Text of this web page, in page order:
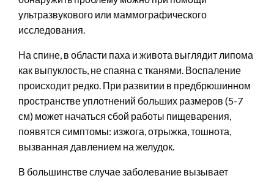
ультразвукового или маммографического
исследования.
На спине, в области паха и живота выглядит липома
как выпуклость, не спаяна с тканями. Воспаление
происходит редко. При развитии в предбрюшинном
пространстве уплотнений больших размеров (5-7
см) может начаться сбой работы пищеварения,
появятся симптомы: изжога, отрыжка, тошнота,
вызванная давлением на желудок.
В большинстве случае заболевание вызывает